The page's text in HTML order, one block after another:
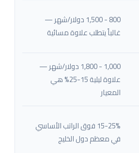
800 - 1,500 دولار/شهر —
غالباً يتطلب علاوة مسائية
1,000 - 1,800 دولار/شهر —
علاوة ليلية 15-25% هي
المعيار
15-25% فوق الراتب الأساسي
في معظم دول الخليج